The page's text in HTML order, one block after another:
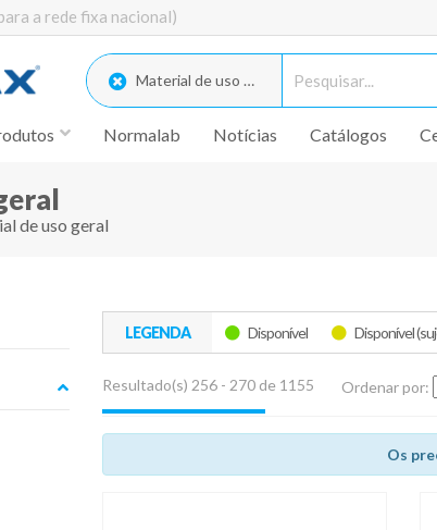
a rede fixa nacional)
Material de uso geral
Normalab Notícias Catálogos
de uso geral
LEGENDA Disponível Disponível
Resultado(s) 256 - 270 de 1155 Ordenar por:
Os